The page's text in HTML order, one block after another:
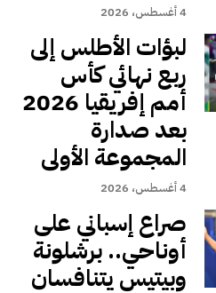
4 أغسطس، 2026
لبؤات الأطلس إلى
ربع نهائي كأس
أمم إفريقيا 2026
بعد صدارة
المجموعة الأولى
4 أغسطس، 2026
صراع إسباني على
أوناحي.. برشلونة
وبيتيس يتنافسان